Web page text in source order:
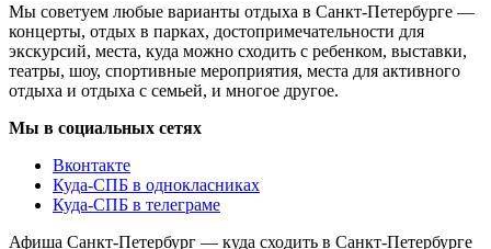
Мы советуем любые варианты отдыха в Санкт-Петербурге —
концерты, отдых в парках, достопримечательности для
экскурсий, места, куда можно сходить с ребенком, выставки,
театры, шоу, спортивные мероприятия, места для активного
отдыха и отдыха с семьей, и многое другое.
Мы в социальных сетях
Вконтакте
Куда-СПБ в однокласниках
Куда-СПБ в телеграме
Афиша Санкт-Петербург — куда сходить в Санкт-Петербурге